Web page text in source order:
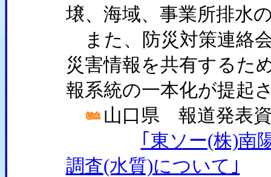
壌、海域、事業所排水
また、防災対策連絡
災害情報を共有するた
報系統の一本化が提起
山口県 報道発表
｢東ソー(株)南
調査(水質)について｣